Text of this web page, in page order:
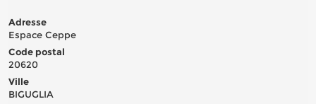
Adresse
Espace Ceppe
Code postal
20620
Ville
BIGUGLIA